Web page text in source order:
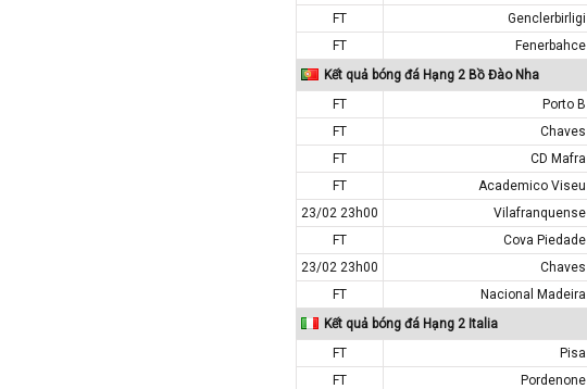
FT
Genclerbirligi
FT
Fenerbahce
Kết quả bóng đá Hạng 2 Bồ Đào Nha
FT
Porto B
FT
Chaves
FT
CD Mafra
FT
Academico Viseu
23/02 23h00
Vilafranquense
FT
Cova Piedade
23/02 23h00
Chaves
FT
Nacional Madeira
Kết quả bóng đá Hạng 2 Italia
FT
Pisa
FT
Pordenone